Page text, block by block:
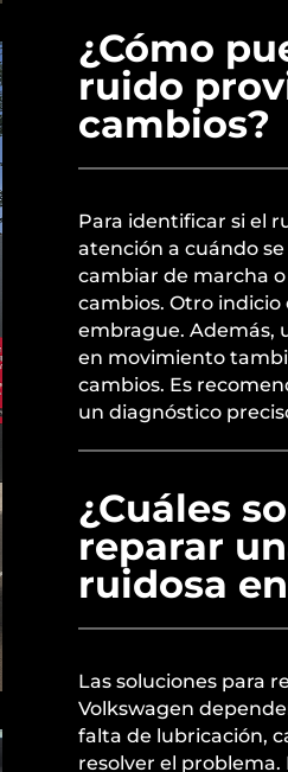
¿Cómo
ruido
cambios?
Para identificar si el
atención a cuándo
cambiar de marcha o
cambios. Otro indicio
embrague. Además,
en movimiento
cambios. Es
un diagnóstico
¿Cuáles
reparar
ruidosa
Las soluciones para
Volkswagen
falta de lubricación,
resolver el